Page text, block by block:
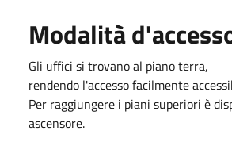
Modalità
Gli uffici si trovano al piano terra,
rendendo l'accesso facilmente
Per raggiungere i piani superiori è
ascensore.